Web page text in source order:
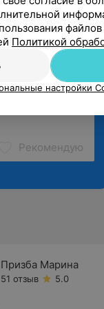
Рекомендую
Призба Марина
51 отзыв 5.0
Политикой
настройки